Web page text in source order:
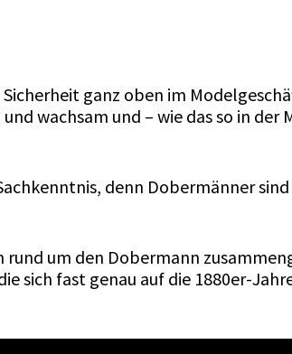
ganz oben im
wachsam und – wie das so in der
denn Dobermänner
um den Dobermann
sich fast genau auf die 1880er-